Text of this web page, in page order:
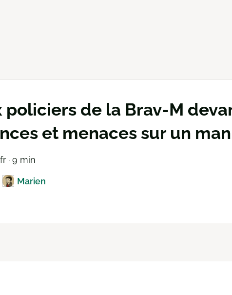
policiers de la Brav-M
et menaces sur un
· 9 min
Marien